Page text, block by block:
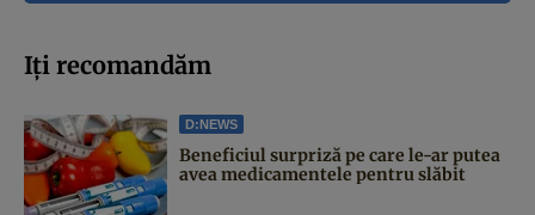
Iți recomandăm
D:NEWS
Beneficiul surpriză pe care le-ar putea
avea medicamentele pentru slăbit